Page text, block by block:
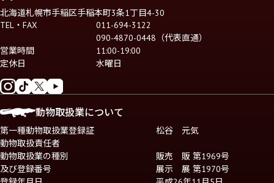
北海道札幌市手稲区手稲本町3条1丁目4-30
TEL・FAX
011-694-3122
090-4870-0448（代表直通）
営業時間
11:00-19:00
定休日
水曜日
動物取扱業について
第一種動物取扱業登録証
動物取扱責任者
松谷 元気
動物取扱業の種別
及び登録番号
販売 販 第1969号
展示 展 第1970号